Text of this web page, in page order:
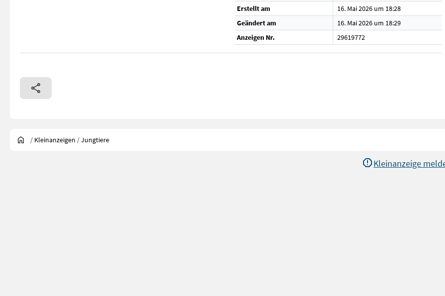
Erstellt am
16. Mai 2026 um 18:28
Geändert am
16. Mai 2026 um 18:29
Anzeigen Nr.
29619772
/ Kleinanzeigen /Jungtiere
Kleinanzeige